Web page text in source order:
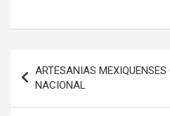
de
entradas
ARTESANIAS
NACIONAL